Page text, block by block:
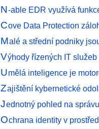
N-able EDR využívá
Cove Data Protection
Malé a střední podniky
Výhody řízených IT
Umělá inteligence je
Zajištění kybernetické
Jednotný pohled na
Ochrana identity v